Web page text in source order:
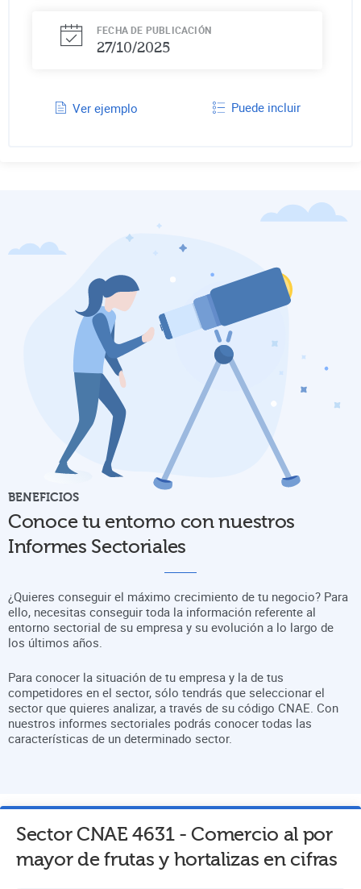
FECHA DE PUBLICACIÓN
27/10/2025
Ver ejemplo Puede incluir
BENEFICIOS
Conoce tu entorno con nuestros
Informes Sectoriales
¿Quieres conseguir el máximo crecimiento de tu negocio? Para
ello, necesitas conseguir toda la información referente al
entorno sectorial de su empresa y su evolución a lo largo de
los últimos años.
Para conocer la situación de tu empresa y la de tus
competidores en el sector, sólo tendrás que seleccionar el
sector que quieres analizar, a través de su código CNAE. Con
nuestros informes sectoriales podrás conocer todas las
características de un determinado sector.
Sector CNAE4631-Comercio al por
mayor de frutas y hortalizas en cifras